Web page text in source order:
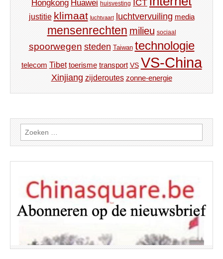
Hongkong Huawei huisvesting ICT
justitie klimaat luchtvaart luchtvervuiling media
mensenrechten milieu sociaal
spoorwegen steden Taiwan technologie
telecom Tibet toerisme transport VS VS-China
Xinjiang zijderoutes zonne-energie
Zoeken
naar: